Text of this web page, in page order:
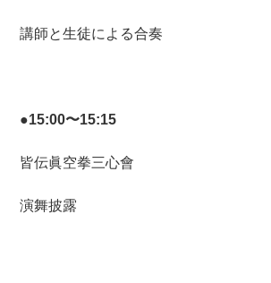
講師と生徒による合奏
●15:00〜15:15
皆伝眞空拳三心會
演舞披露